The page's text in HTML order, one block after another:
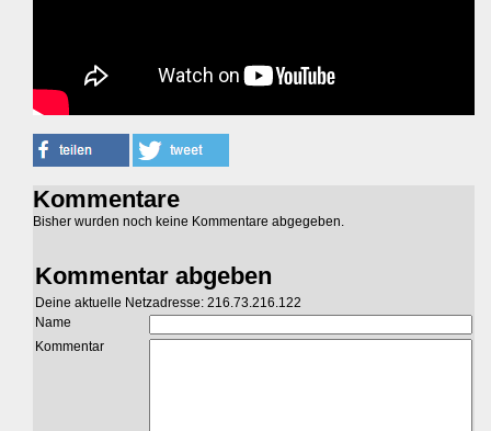
Kommentare
Bisher wurden noch keine Kommentare abgegeben.
Kommentar abgeben
Deine aktuelle Netzadresse: 216.73.216.122
Name
Kommentar